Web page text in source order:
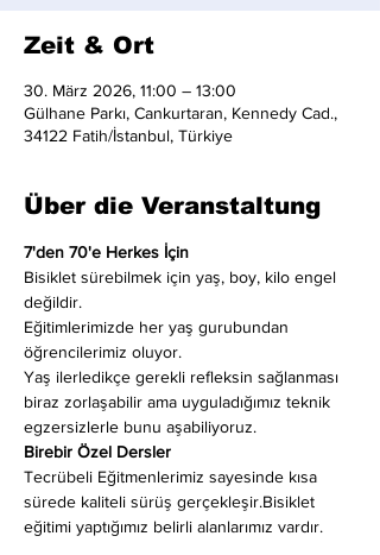
Zeit & Ort
30. März 2026, 11:00 – 13:00
Gülhane Parkı, Cankurtaran, Kennedy Cad.,
34122 Fatih/İstanbul, Türkiye
Über die Veranstaltung
7'den 70'e Herkes İçin
Bisiklet sürebilmek için yaş, boy, kilo engel
değildir.
Eğitimlerimizde her yaş gurubundan
öğrencilerimiz oluyor.
Yaş ilerledikçe gerekli refleksin sağlanması
biraz zorlaşabilir ama uyguladığımız teknik
egzersizlerle bunu aşabiliyoruz.
Birebir Özel Dersler
Tecrübeli Eğitmenlerimiz sayesinde kısa
sürede kaliteli sürüş gerçekleşir.Bisiklet
eğitimi yaptığımız belirli alanlarımız vardır.